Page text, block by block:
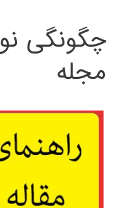
چگونگی
مجله